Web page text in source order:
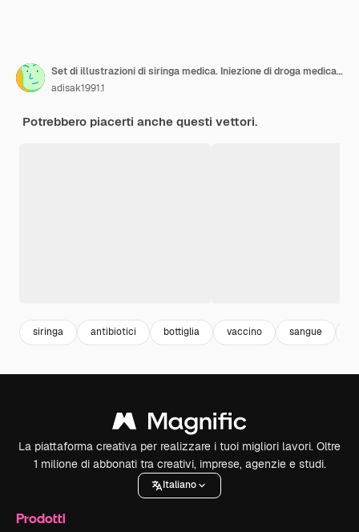
Set di illustrazioni di siringa medica. Iniezione di droga medica, vaccino per cure e cure.
adisak1991.1
Potrebbero piacerti anche questi vettori.
siringa antibiotici bottiglia vaccino sangue
La piattaforma creativa per realizzare i tuoi migliori lavori. Oltre
1 milione di abbonati tra creativi, imprese, agenzie e studi.
Italiano
Prodotti